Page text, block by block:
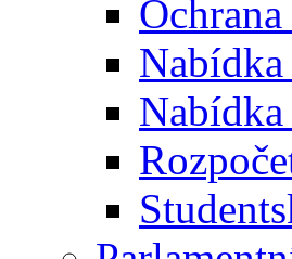
Nabídka